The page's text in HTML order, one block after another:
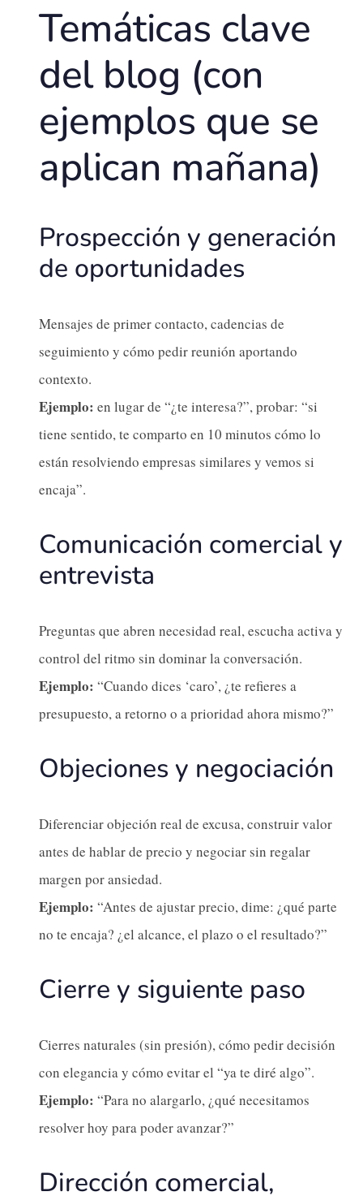
Temáticas clave
del blog (con
ejemplos que se
aplican mañana)
Prospección y generación
de oportunidades
Mensajes de primer contacto, cadencias de
seguimiento y cómo pedir reunión aportando
contexto.
Ejemplo: en lugar de “¿te interesa?”, probar: “si
tiene sentido, te comparto en 10 minutos cómo lo
están resolviendo empresas similares y vemos si
encaja”.
Comunicación comercial y
entrevista
Preguntas que abren necesidad real, escucha activa y
control del ritmo sin dominar la conversación.
Ejemplo: “Cuando dices ‘caro’, ¿te refieres a
presupuesto, a retorno o a prioridad ahora mismo?”
Objeciones y negociación
Diferenciar objeción real de excusa, construir valor
antes de hablar de precio y negociar sin regalar
margen por ansiedad.
Ejemplo: “Antes de ajustar precio, dime: ¿qué parte
no te encaja? ¿el alcance, el plazo o el resultado?”
Cierre y siguiente paso
Cierres naturales (sin presión), cómo pedir decisión
con elegancia y cómo evitar el “ya te diré algo”.
Ejemplo: “Para no alargarlo, ¿qué necesitamos
resolver hoy para poder avanzar?”
Dirección comercial,